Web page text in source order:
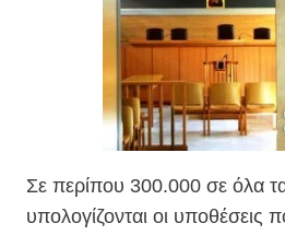
Σε περίπου 300.000 σε όλα
υπολογίζονται οι υποθέσεις